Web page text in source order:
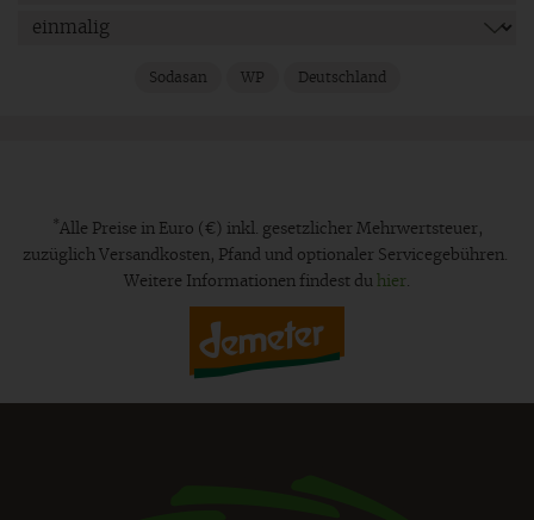
Sodasan WP Deutschland
*Alle Preise in Euro (€) inkl. gesetzlicher Mehrwertsteuer,
zuzüglich Versandkosten, Pfand und optionaler Servicegebühren.
Weitere Informationen findest du hier.